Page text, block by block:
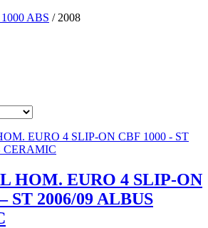
ABS / 2008
HOM. EURO 4 SLIP-ON
ST 2006/09 ALBUS